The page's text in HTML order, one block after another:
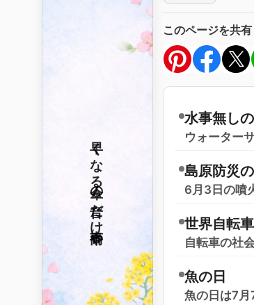
このページを共有
水事無し
ウォーター
島原防災
6月3日の噴
世界自転
自転車の社
魚の日
魚の日は7
春雨や
傘の音だけ
早くなる